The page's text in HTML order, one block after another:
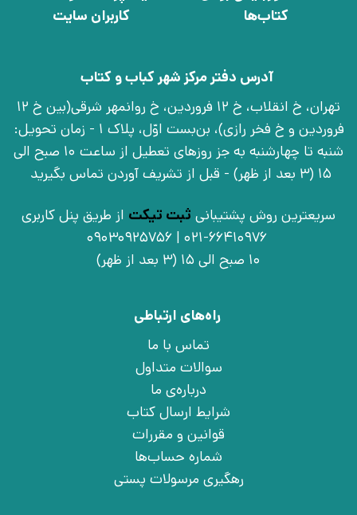
کتاب‌ها
کاربران سایت
آدرس دفتر مرکز شهر کباب و کتاب
تهران، خ انقلاب، خ 12 فروردین، خ روانمهر شرقی(بین خ 12
فروردین و خ فخر رازی)، بن‌بست اوّل، پلاک 1 - زمان تحویل:
شنبه تا چهارشنبه به جز روزهای تعطیل از ساعت 10 صبح الی
15 (3 بعد از ظهر) - قبل از تشریف آوردن تماس بگیرید
سریعترین روش پشتیبانی ثبت تیکت از طریق پنل کاربری
021-66410976 | 09030925756
10 صبح الی 15 (3 بعد از ظهر)
راه‌های ارتباطی
تماس با ما
سوالات متداول
درباره‌ی ما
شرایط ارسال کتاب
قوانین و مقررات
شماره حساب‌ها
رهگیری مرسولات پستی